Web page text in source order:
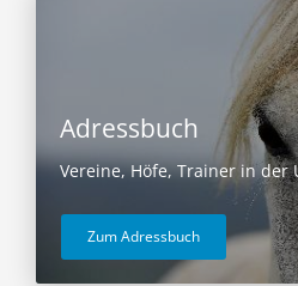
Adressbuch
Vereine, Höfe, Trainer in der
Zum Adressbuch